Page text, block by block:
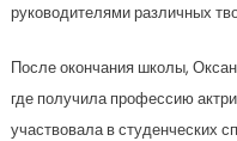
руководителями различных
После окончания школы,
где получила профессию
участвовала в студенческих